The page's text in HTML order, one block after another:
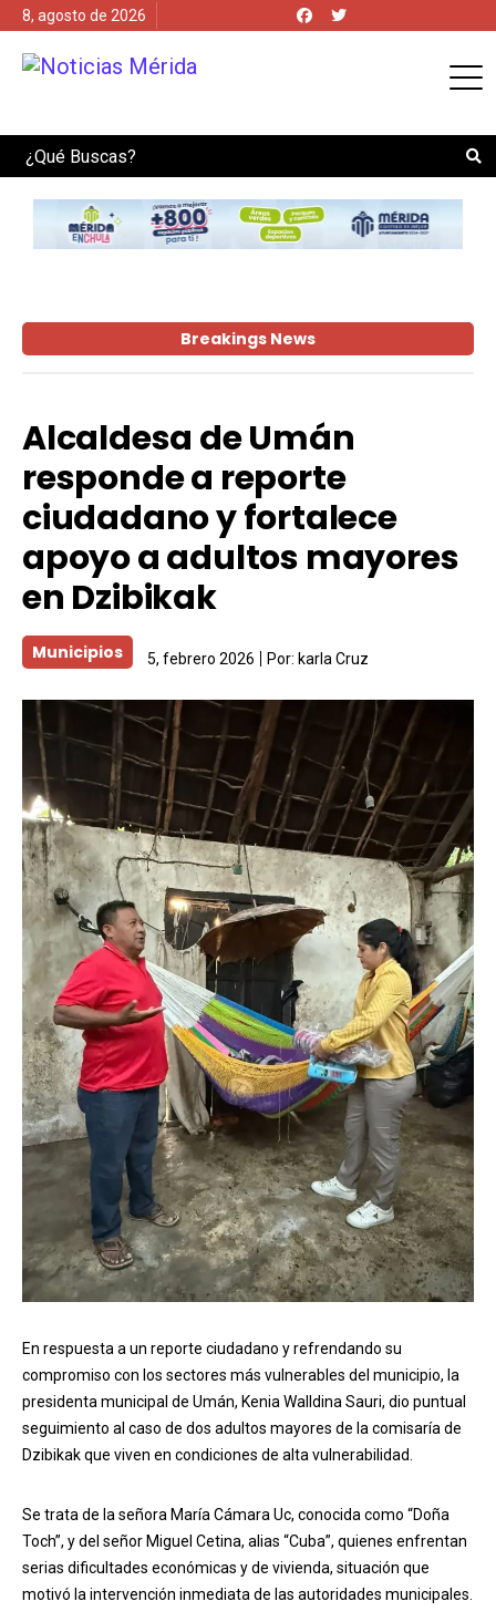
8, agosto de 2026
Search
Breakings News
Alcaldesa de Umán
responde a reporte
ciudadano y fortalece
apoyo a adultos mayores
en Dzibikak
Municipios 5, febrero 2026 Por: karla Cruz
En respuesta a un reporte ciudadano y refrendando su
compromiso con los sectores más vulnerables del municipio, la
presidenta municipal de Umán, Kenia Walldina Sauri, dio puntual
seguimiento al caso de dos adultos mayores de la comisaría de
Dzibikak que viven en condiciones de alta vulnerabilidad.
Se trata de la señora María Cámara Uc, conocida como “Doña
Toch”, y del señor Miguel Cetina, alias “Cuba”, quienes enfrentan
serias dificultades económicas y de vivienda, situación que
motivó la intervención inmediata de las autoridades municipales.